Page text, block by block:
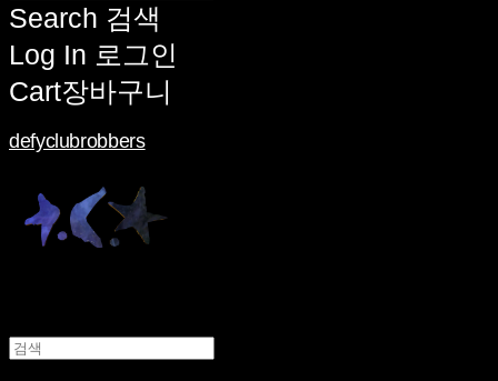
Search 검색
Log In 로그인
Cart장바구니
defyclubrobbers